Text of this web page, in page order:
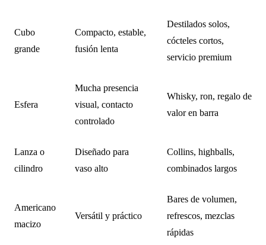
Cubo
grande
Compacto, estable,
fusión lenta
Destilados solos,
cócteles cortos,
servicio premium
Esfera
Mucha presencia
visual, contacto
controlado
Whisky, ron, regalo de
valor en barra
Lanza o
cilindro
Diseñado para
vaso alto
Collins, highballs,
combinados largos
Americano
macizo
Versátil y práctico
Bares de volumen,
refrescos, mezclas
rápidas